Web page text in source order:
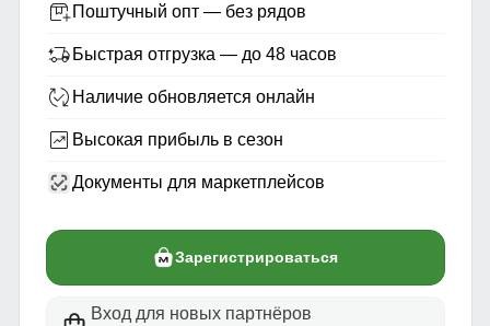
Поштучный опт — без рядов
Быстрая отгрузка — до 48 часов
Наличие обновляется онлайн
Высокая прибыль в сезон
Документы для маркетплейсов
Зарегистрироваться
Вход для новых партнёров